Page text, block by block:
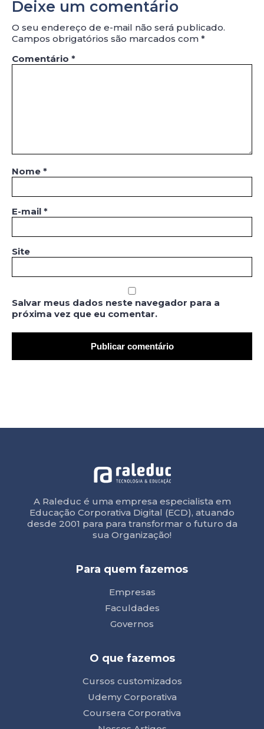
Deixe um comentário
O seu endereço de e-mail não será publicado.
Campos obrigatórios são marcados com *
Comentário *
Nome *
E-mail *
Site
Salvar meus dados neste navegador para a
próxima vez que eu comentar.
A Raleduc é uma empresa especialista em
Educação Corporativa Digital (ECD), atuando
desde 2001 para para transformar o futuro da
sua Organização!
Para quem fazemos
Empresas
Faculdades
Governos
O que fazemos
Cursos customizados
Udemy Corporativa
Coursera Corporativa